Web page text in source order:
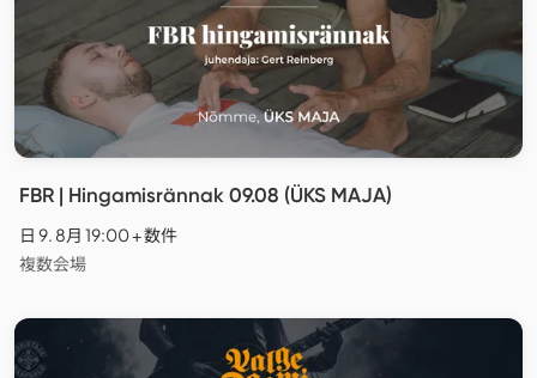
FBR | Hingamisrännak 09.08 (ÜKS MAJA)
日 9. 8月 19:00 + 数件
複数会場